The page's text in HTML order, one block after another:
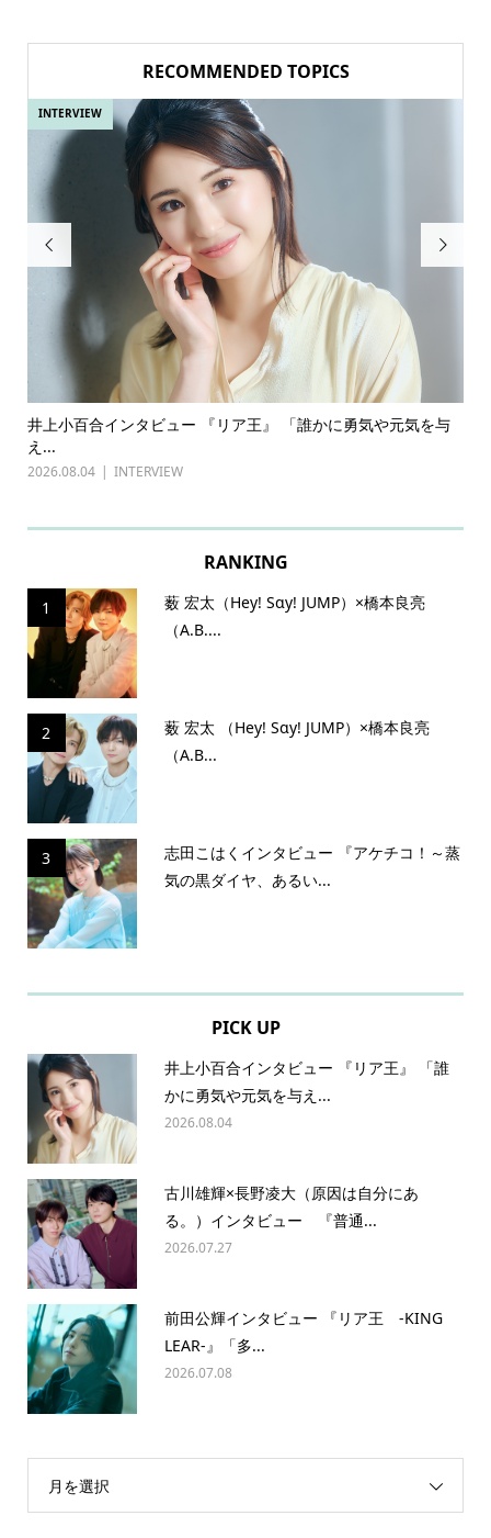
RECOMMENDED TOPICS

井上小百合インタビュー 『リア王』 「誰かに勇気や元気を与
え...
2026.08.04 INTERVIEW
INTERVIEW

RANKING
1
薮 宏太（Hey! Sɑy! JUMP）×橋本良亮
（A.B....
2
薮 宏太 （Hey! Sɑy! JUMP）×橋本良亮
（A.B...
3
志田こはくインタビュー 『アケチコ！～蒸
気の黒ダイヤ、あるい...
PICK UP
井上小百合インタビュー 『リア王』 「誰
かに勇気や元気を与え...
2026.08.04
古川雄輝×長野凌大（原因は自分にあ
る。）インタビュー 『普通...
2026.07.27
前田公輝インタビュー 『リア王 -KING
LEAR-』「多...
2026.07.08
月を選択